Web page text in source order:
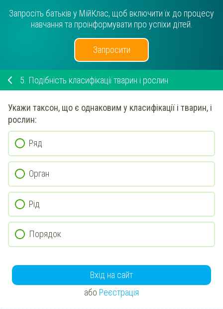
Запросіть батьків у МійКлас, щоб включити їх до процесу
навчання та проінформувати про успіхи дітей.
Запросити
5. Подібність класифікації тварин і рослин
Укажи таксон, що є однаковим у класифікації і тварин, і
рослин:
Ряд
Орган
Рід
Порядок
Вхід на сайт
або Реєстрація